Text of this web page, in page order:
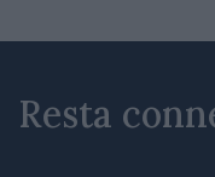
Resta